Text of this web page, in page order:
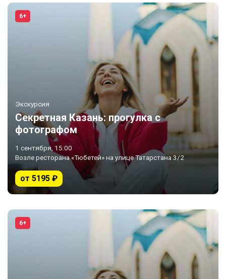
6+
Экскурсия
Секретная Казань: прогулка с
фотографом
1 сентября, 15:00
Возле ресторана «Тюбетей» на улице Татарстана 3/2
от 5195 ₽
6+